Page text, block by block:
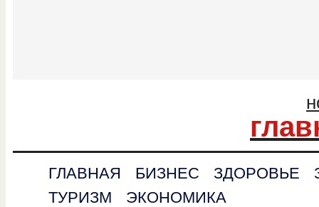
ГЛАВНАЯ БИЗНЕС ЗДОРОВЬЕ
ТУРИЗМ
ЭКОНОМИКА